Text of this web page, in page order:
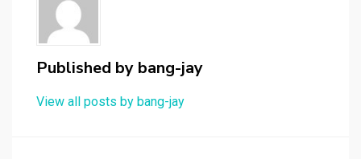
Published by bang-jay
View all posts by bang-jay